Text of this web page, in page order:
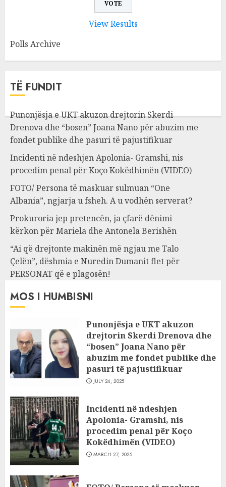
View Results
Polls Archive
TË FUNDIT
Punonjësja e UKT akuzon drejtorin Skerdi
Drenova dhe “bosen” Joana Nano për abuzim me
fondet publike dhe pasuri të pajustifikuar
Incidenti në ndeshjen Apolonia- Gramshi, nis
procedim penal për Koço Kokëdhimën (VIDEO)
FOTO/ Persona të maskuar sulmuan “One
Albania”, ngjarja u fsheh. A u vodhën serverat?
Prokuroria jep pretencën, ja çfarë dënimi
kërkon për Mariela dhe Antonela Berishën
“Ai që drejtonte makinën më ngjau me Talo
Çelën”, dëshmia e Nuredin Dumanit flet për
PERSONAT që e plagosën!
MOS I HUMBISNI
Punonjësja e UKT akuzon
drejtorin Skerdi Drenova dhe
“bosen” Joana Nano për
abuzim me fondet publike dhe
pasuri të pajustifikuar
JULY 24, 2025
Incidenti në ndeshjen
Apolonia- Gramshi, nis
procedim penal për Koço
Kokëdhimën (VIDEO)
MARCH 27, 2025